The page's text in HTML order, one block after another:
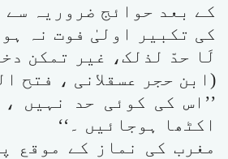
کے بعد حوائج ضروریہ
کی تکبیر اولیٰ فوت نہ
لَا حدّ لذلک، غیر تمکن
(ابن حجر عسقلانی ، فتح
’’اس کی کوئی حد نہیں
اکٹھا ہوجائیں ۔‘‘
مغرب کی نماز کے موقع